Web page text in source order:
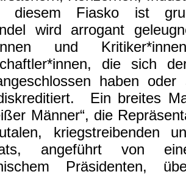
Fiasko ist
wird arrogant
und
die sich
haben
Ein breites
Männer“, die
kriegstreibenden
angeführt von
Präsidenten,